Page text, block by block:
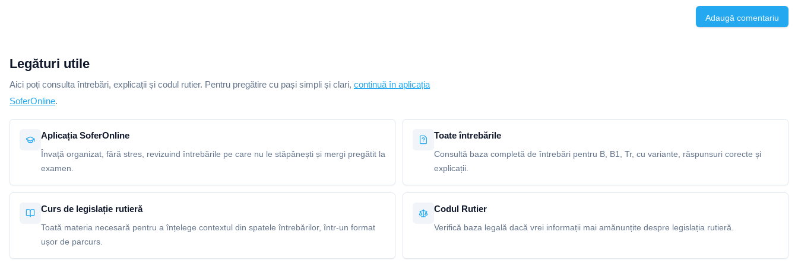
Adaugă comentariu
Legături utile
Aici poți consulta întrebări, explicații și codul rutier. Pentru pregătire cu pași simpli și clari, continuă în aplicația
SoferOnline.
Aplicația SoferOnline
Învață organizat, fără stres, revizuind întrebările pe care nu le stăpânești și mergi pregătit la
examen.
Toate întrebările
Consultă baza completă de întrebări pentru B, B1, Tr, cu variante, răspunsuri corecte și
explicații.
Curs de legislație rutieră
Toată materia necesară pentru a înțelege contextul din spatele întrebărilor, într-un format
ușor de parcurs.
Codul Rutier
Verifică baza legală dacă vrei informații mai amănunțite despre legislația rutieră.